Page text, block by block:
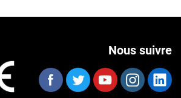
Nous suivre